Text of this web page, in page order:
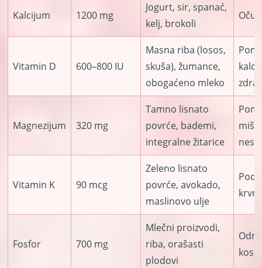
Kalcijum 1200 mg
Jogurt, sir, spanać,
kelj, brokoli
Vitamin D 600–800 IU
Masna riba (losos,
skuša), žumance,
obogaćeno mleko
Magnezijum 320 mg
Tamno lisnato
povrće, bademi,
integralne žitarice
Vitamin K 90 mcg
Zeleno lisnato
povrće, avokado,
maslinovo ulje
Fosfor 700 mg
Mlečni proizvodi,
riba, orašasti
plodovi